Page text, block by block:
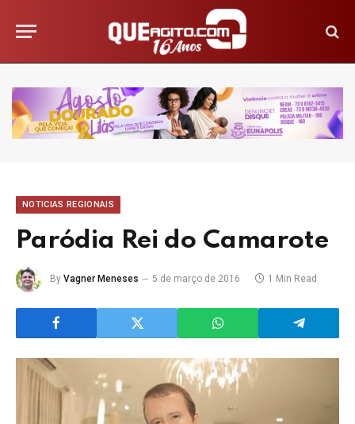
NOTICIAS REGIONAIS
Paródia Rei do Camarote
By Vagner Meneses 5 de março de 2016 1 Min Read